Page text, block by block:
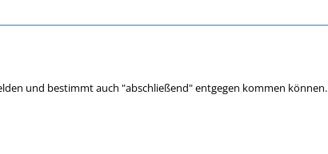
und bestimmt auch "abschließend" entgegen kommen können.